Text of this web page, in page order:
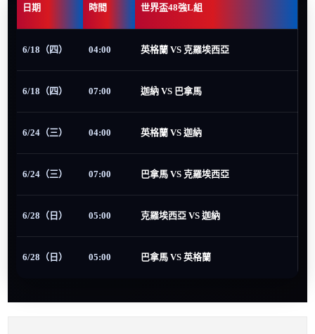
日期 時間 世界盃48強L組
6/18（四） 04:00 英格蘭 VS 克羅埃西亞
6/18（四） 07:00 迦納 VS 巴拿馬
6/24（三） 04:00 英格蘭 VS 迦納
6/24（三） 07:00 巴拿馬 VS 克羅埃西亞
6/28（日） 05:00 克羅埃西亞 VS 迦納
6/28（日） 05:00 巴拿馬 VS 英格蘭